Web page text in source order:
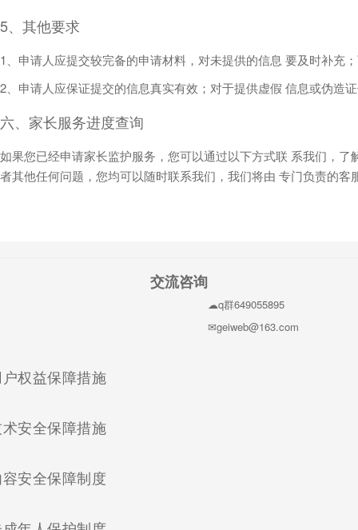
5、其他要求
1、申请人应提交较完备的申请材料，对未提供的信息 要及时补充
2、申请人应保证提交的信息真实有效；对于提供虚假 信息或伪造
六、家长服务进度查询
如果您已经申请家长监护服务，您可以通过以下方式联 系我们，
者其他任何问题，您均可以随时联系我们，我们将由 专门负责的
交流咨询
q群649055895
geiweb@163.com
权益保障措施(current)
安全保障措施(current)
安全保障制度